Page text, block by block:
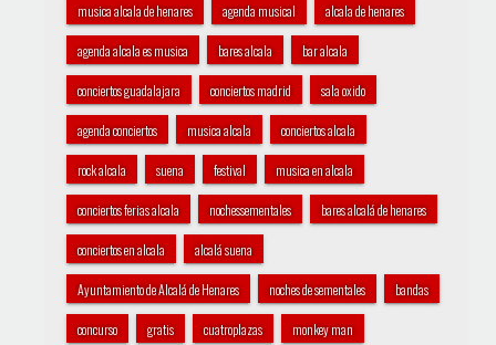
musica alcala de henares agenda musical alcala de henares
agenda alcala es musica bares alcala bar alcala
conciertos guadalajara conciertos madrid sala oxido
agenda conciertos musica alcala conciertos alcala
rock alcala suena festival musica en alcala
conciertos ferias alcala nochessementales bares alcalá de henares
conciertos en alcala alcalá suena
Ayuntamiento de Alcalá de Henares noches de sementales bandas
concurso gratis cuatroplazas monkey man